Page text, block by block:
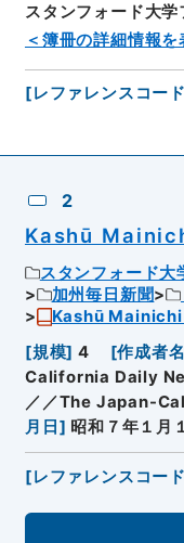
スタンフォード大学
＜簿冊の詳細情報を
[レファレンスコー
2
Kashū
スタンフォード大
加州毎日新聞
Kashū
[規模] 4 [作成者
California Daily
／／The Japan-
月日 ] 昭和７年１月
[レファレンスコー